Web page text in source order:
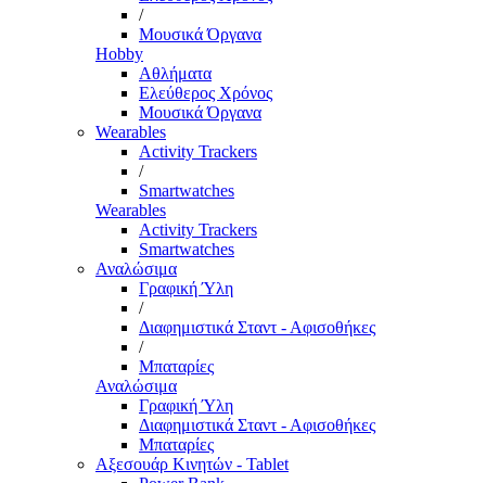
/
Μουσικά Όργανα
Hobby
Αθλήματα
Ελεύθερος Χρόνος
Μουσικά Όργανα
Wearables
Activity Trackers
/
Smartwatches
Wearables
Activity Trackers
Smartwatches
Αναλώσιμα
Γραφική Ύλη
/
Διαφημιστικά Σταντ - Αφισοθήκες
/
Μπαταρίες
Αναλώσιμα
Γραφική Ύλη
Διαφημιστικά Σταντ - Αφισοθήκες
Μπαταρίες
Αξεσουάρ Κινητών - Tablet